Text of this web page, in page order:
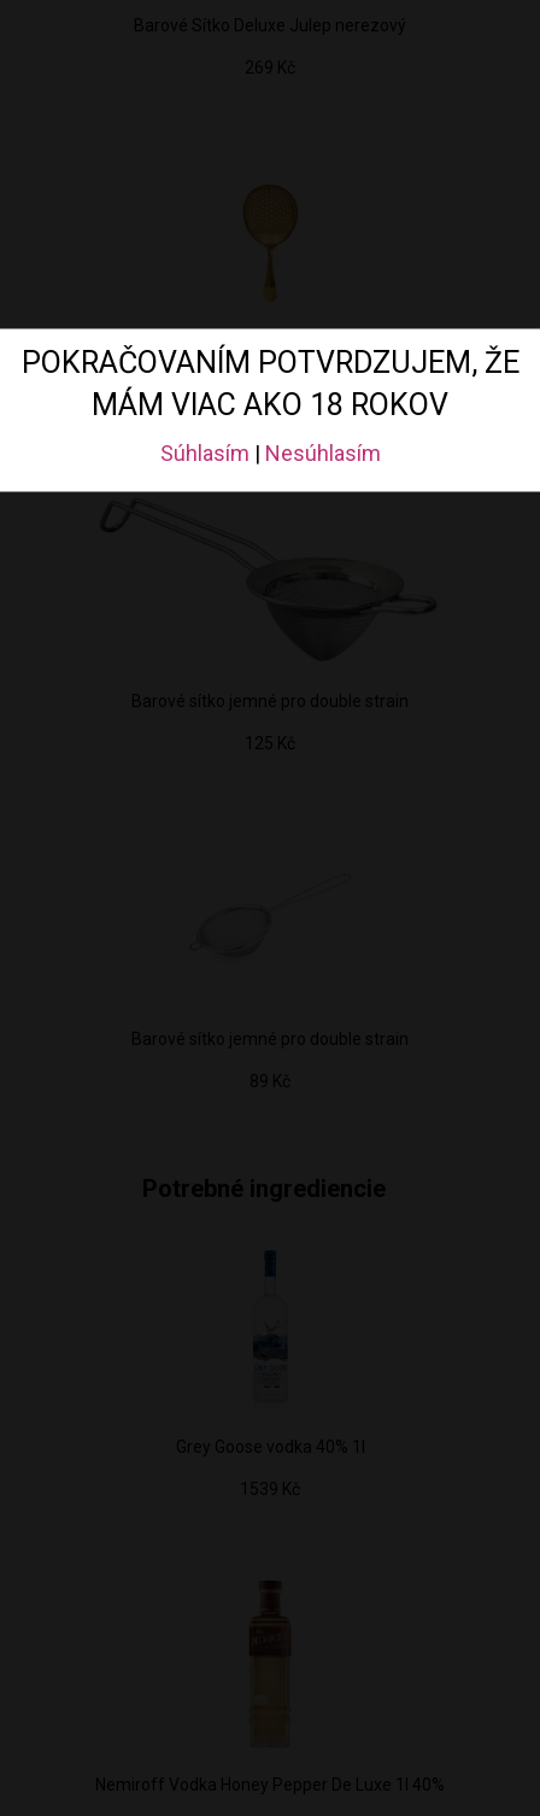
POKRAČOVANÍM POTVRDZUJEM, ŽE
MÁM VIAC AKO 18 ROKOV
Súhlasím | Nesúhlasím
Barové Sítko Deluxe Julep nerezový
269 Kč
Barové Sítko Deluxe Julep Zlatý
298 Kč
Barové sítko jemné pro double strain
125 Kč
Barové sítko jemné pro double strain
89 Kč
Potrebné ingrediencie
Grey Goose vodka 40% 1l
1539 Kč
Nemiroff Vodka Honey Pepper De Luxe 1l 40%